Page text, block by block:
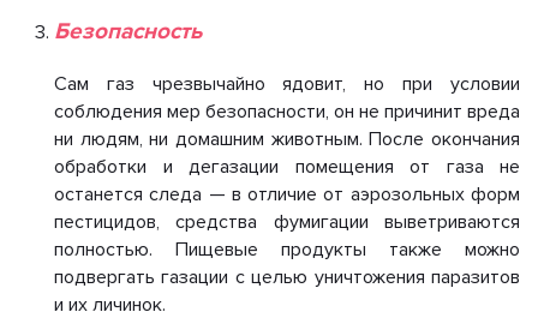
Безопасность
Сам газ чрезвычайно ядовит, но при условии
соблюдения мер безопасности, он не причинит вреда
ни людям, ни домашним животным. После окончания
обработки и дегазации помещения от газа не
останется следа — в отличие от аэрозольных форм
пестицидов, средства фумигации выветриваются
полностью. Пищевые продукты также можно
подвергать газации с целью уничтожения паразитов
и их личинок.